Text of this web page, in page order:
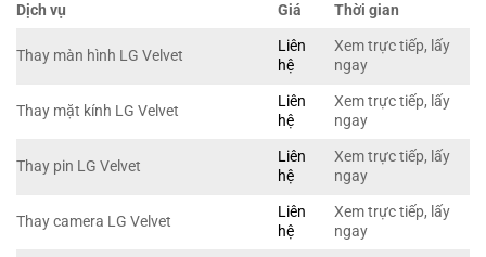
Dịch vụ Giá Thời gian
Thay màn hình LG Velvet
Liên
hệ
Xem trực tiếp, lấy
ngay
Thay mặt kính LG Velvet
Liên
hệ
Xem trực tiếp, lấy
ngay
Thay pin LG Velvet
Liên
hệ
Xem trực tiếp, lấy
ngay
Thay camera LG Velvet
Liên
hệ
Xem trực tiếp, lấy
ngay